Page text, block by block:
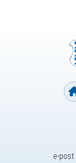
e-post